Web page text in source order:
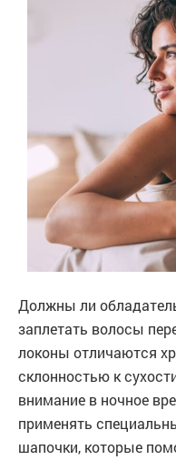
Должны ли
заплетать волосы
локоны отличаются
склонностью к
внимание в ночное
применять
шапочки, которые